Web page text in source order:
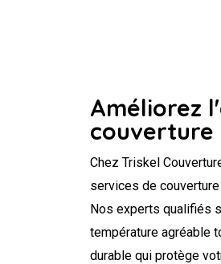
Améliorez
Chez Triskel
services de
Nos experts qualifiés
température agréable
durable qui protège